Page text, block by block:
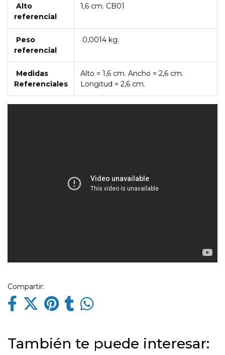
Alto
referencial
1,6 cm. CB01
Peso
referencial
0,0014 kg.
Medidas
Referenciales
Alto = 1,6 cm. Ancho = 2,6 cm.
Longitud = 2,6 cm.
Compartir:
También te puede interesar: